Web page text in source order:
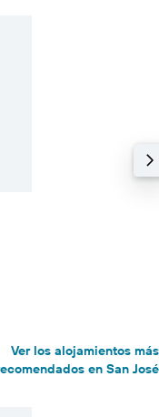
Ver los alojamientos más
en San José